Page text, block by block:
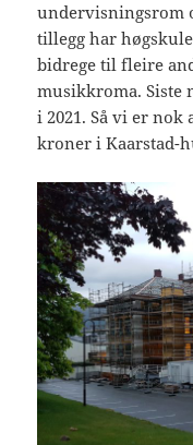
undervisningsrom
tillegg har
bidrege til fleire
musikkroma. Siste
i 2021. Så vi er
kroner i Kaarstad-